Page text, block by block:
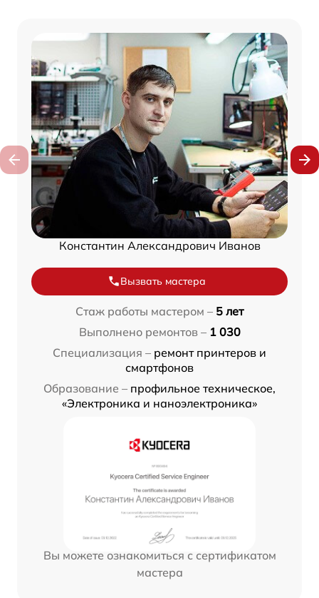
Константин Александрович Иванов
Вызвать мастера
Стаж работы мастером – 5 лет
Выполнено ремонтов – 1 030
Специализация – ремонт принтеров и
смартфонов
Образование – профильное техническое,
«Электроника и наноэлектроника»
Вы можете ознакомиться с сертификатом
мастера